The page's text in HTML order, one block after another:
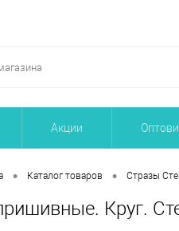
Акции
• Каталог товаров • Стразы
Круг.